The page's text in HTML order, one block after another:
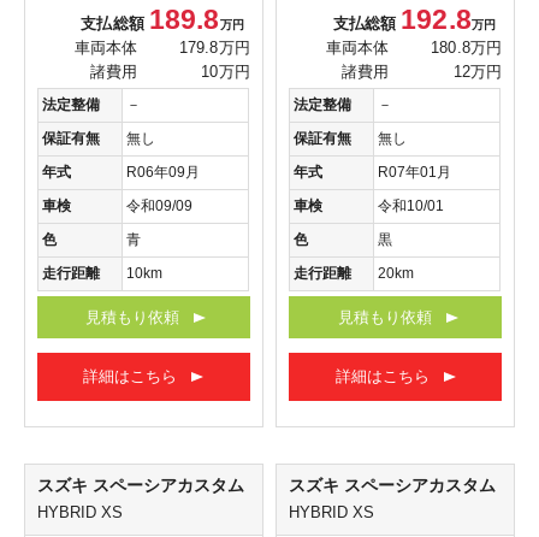
支払総額 189.8万円
車両本体
179.8万円
諸費用
10万円
法定整備
－
保証有無
無し
年式
R06年09月
車検
令和09/09
色
青
走行距離
10km
見積もり依頼
詳細はこちら
支払総額 192.8万円
車両本体
180.8万円
諸費用
12万円
法定整備
－
保証有無
無し
年式
R07年01月
車検
令和10/01
色
黒
走行距離
20km
見積もり依頼
詳細はこちら
スズキ スペーシアカスタム
HYBRID XS
スズキ スペーシアカスタム
HYBRID XS